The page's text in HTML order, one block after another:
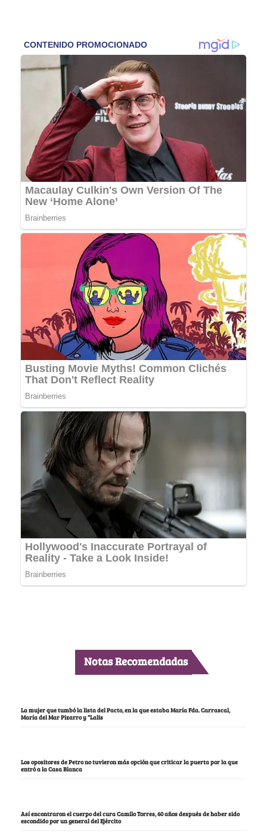
Notas Recomendadas
La mujer que tumbó la lista del Pacto, en la que estaba María Fda. Carrascal,
María del Mar Pizarro y “Lalis
Los opositores de Petro no tuvieron más opción que criticar la puerta por la que
entró a la Casa Blanca
Así encontraron el cuerpo del cura Camilo Torres, 60 años después de haber sido
escondido por un general del Ejército